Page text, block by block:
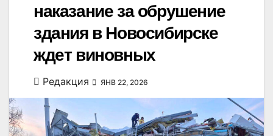
наказание за обрушение
здания в Новосибирске
ждет виновных
Редакция ЯНВ 22, 2026